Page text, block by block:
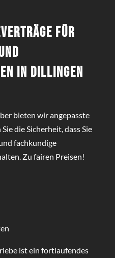
für
in Dillingen
bieten wir angepasste
die Sicherheit, dass Sie
fachkundige
Zu fairen Preisen!
ist ein fortlaufendes